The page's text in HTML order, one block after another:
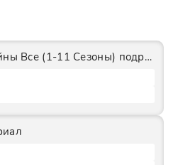
Ментовские войны Все (1-11 Сезоны) подряд Сериал